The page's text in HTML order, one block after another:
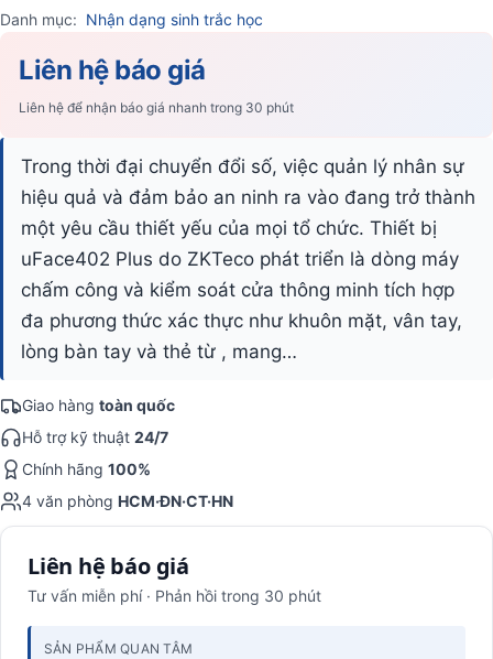
Danh mục: Nhận dạng sinh trắc học
Liên hệ báo giá
Liên hệ để nhận báo giá nhanh trong 30 phút
Trong thời đại chuyển đổi số, việc quản lý nhân sự
hiệu quả và đảm bảo an ninh ra vào đang trở thành
một yêu cầu thiết yếu của mọi tổ chức. Thiết bị
uFace402 Plus do ZKTeco phát triển là dòng máy
chấm công và kiểm soát cửa thông minh tích hợp
đa phương thức xác thực như khuôn mặt, vân tay,
lòng bàn tay và thẻ từ , mang…
Giao hàng toàn quốc
Hỗ trợ kỹ thuật 24/7
Chính hãng 100%
4 văn phòng HCM·ĐN·CT·HN
Liên hệ báo giá
Tư vấn miễn phí · Phản hồi trong 30 phút
SẢN PHẨM QUAN TÂM